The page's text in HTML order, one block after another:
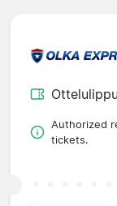
Authorized
tickets.